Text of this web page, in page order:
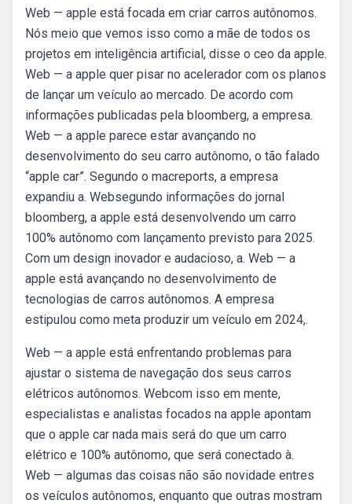
Web — apple está focada em criar carros autônomos.
Nós meio que vemos isso como a mãe de todos os
projetos em inteligência artificial, disse o ceo da apple.
Web — a apple quer pisar no acelerador com os planos
de lançar um veículo ao mercado. De acordo com
informações publicadas pela bloomberg, a empresa.
Web — a apple parece estar avançando no
desenvolvimento do seu carro autônomo, o tão falado
“apple car”. Segundo o macreports, a empresa
expandiu a. Websegundo informações do jornal
bloomberg, a apple está desenvolvendo um carro
100% autônomo com lançamento previsto para 2025.
Com um design inovador e audacioso, a. Web — a
apple está avançando no desenvolvimento de
tecnologias de carros autônomos. A empresa
estipulou como meta produzir um veículo em 2024,.
Web — a apple está enfrentando problemas para
ajustar o sistema de navegação dos seus carros
elétricos autônomos. Webcom isso em mente,
especialistas e analistas focados na apple apontam
que o apple car nada mais será do que um carro
elétrico e 100% autônomo, que será conectado à.
Web — algumas das coisas não são novidade entres
os veículos autônomos, enquanto que outras mostram